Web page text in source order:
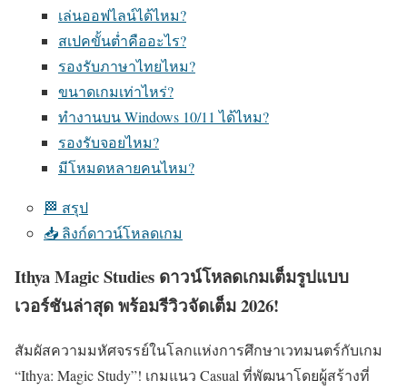
เล่นออฟไลน์ได้ไหม?
สเปคขั้นต่ำคืออะไร?
รองรับภาษาไทยไหม?
ขนาดเกมเท่าไหร่?
ทำงานบน Windows 10/11 ได้ไหม?
รองรับจอยไหม?
มีโหมดหลายคนไหม?
🏁 สรุป
📥 ลิงก์ดาวน์โหลดเกม
Ithya Magic Studies ดาวน์โหลดเกมเต็มรูปแบบ
เวอร์ชันล่าสุด พร้อมรีวิวจัดเต็ม 2026!
สัมผัสความมหัศจรรย์ในโลกแห่งการศึกษาเวทมนตร์กับเกม
“Ithya: Magic Study”! เกมแนว Casual ที่พัฒนาโดยผู้สร้างที่